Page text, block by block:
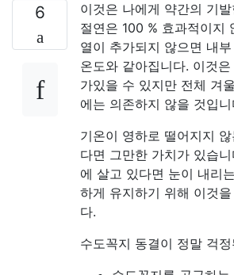
6
이것은 나에게 약간의 기
절연은 100 % 효과적이지
열이 추가되지 않으면 내
온도와 같아집니다. 이것
가있을 수 있지만 전체 겨
에는 의존하지 않을 것입니
기온이 영하로 떨어지지
다면 그만한 가치가 있습
에 살고 있다면 눈이 내리
하게 유지하기 위해 이것
다.
수도꼭지 동결이 정말 걱